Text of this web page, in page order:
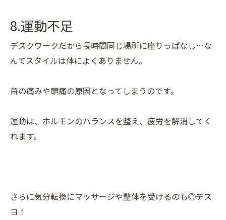
8.運動不足
デスクワークだから長時間同じ場所に座りっぱなし…な
んてスタイルは体によくありません。
首の痛みや頭痛の原因となってしまうのです。
運動は、ホルモンのバランスを整え、疲労を解消してく
れます。
さらに気分転換にマッサージや整体を受けるのも◎デス
ヨ！